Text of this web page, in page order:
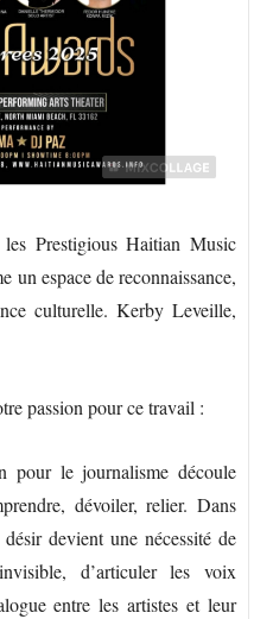
Prestigious Haitian Music
un espace de reconnaissance,
culturelle. Kerby Leveille,
passion pour ce travail :
pour le journalisme découle
dévoiler, relier. Dans
devient une nécessité de
d’articuler les voix
entre les artistes et leur